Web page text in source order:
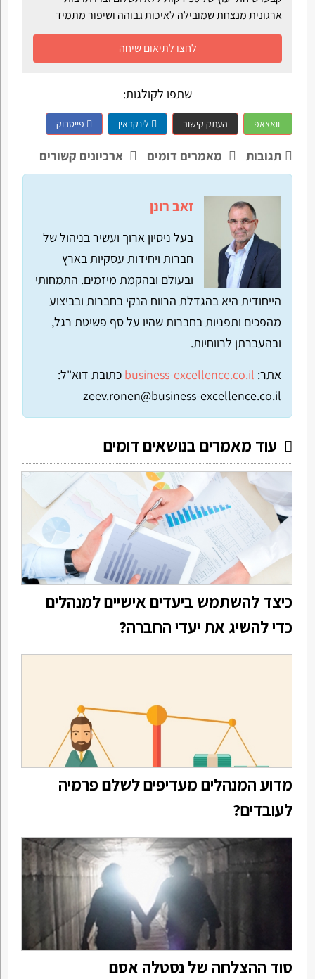
ארגונית מנצחת שמובילה לאיכות גבוהה ושיפור מתמיד
לחצו לתיאום שיחה
שתפו לקולגות:
וואצאפ העתק קישור לינקדאין פייסבוק
תגובות מאמרים דומים ארכיונים קשורים
זאב רונן
בעל ניסיון ארוך ועשיר בניהול של
חברות ויחידות עסקיות בארץ
ובעולם ובהקמת מיזמים. התמחותי
הייחודית היא בהגדלת הרווח הנקי בחברות ובביצוע
מהפכים ותפניות בחברות שהיו על סף פשיטת רגל,
ובהעברתן לרווחיות.
אתר: business-excellence.co.il כתובת דוא"ל:
zeev.ronen@business-excellence.co.il
עוד מאמרים בנושאים דומים
כיצד להשתמש ביעדים אישיים למנהלים
כדי להשיג את יעדי החברה?
מדוע המנהלים מעדיפים לשלם פרמיה
לעובדים?
סוד ההצלחה של נסטלה אסם